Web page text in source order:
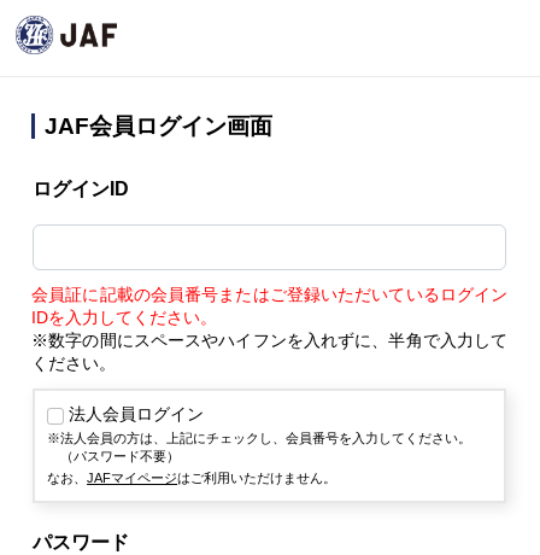
JAF会員ログイン画面
ログインID
会員証に記載の会員番号またはご登録いただいているログイン
IDを入力してください。
※数字の間にスペースやハイフンを入れずに、半角で入力して
ください。
法人会員ログイン
法人会員の方は、上記にチェックし、会員番号を入力してください。
（パスワード不要）
なお、JAFマイページはご利用いただけません。
パスワード